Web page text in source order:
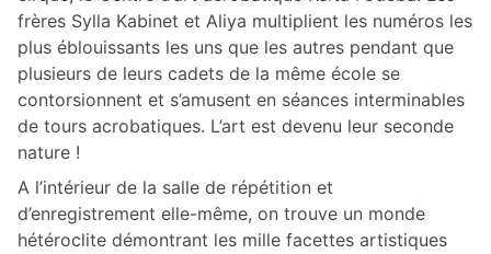
frères Sylla Kabinet et Aliya multiplient les numéros les
plus éblouissants les uns que les autres pendant que
plusieurs de leurs cadets de la même école se
contorsionnent et s’amusent en séances interminables
de tours acrobatiques. L’art est devenu leur seconde
nature !
A l’intérieur de la salle de répétition et
d’enregistrement elle-même, on trouve un monde
hétéroclite démontrant les mille facettes artistiques